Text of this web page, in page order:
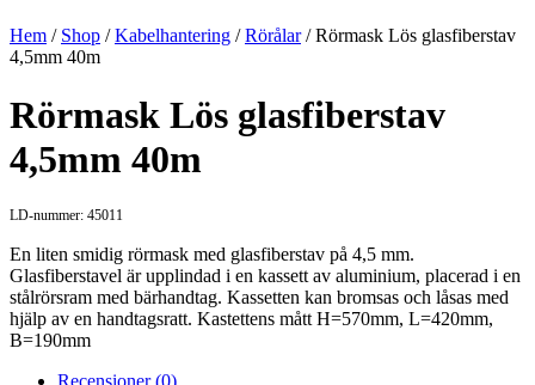
Hem / Shop /Kabelhantering /Rörålar/ Rörmask Lös glasfiberstav
4,5mm 40m
Rörmask Lös glasfiberstav
4,5mm 40m
LD-nummer: 45011
En liten smidig rörmask med glasfiberstav på 4,5 mm.
Glasfiberstavel är upplindad i en kassett av aluminium, placerad i en
stålrörsram med bärhandtag. Kassetten kan bromsas och låsas med
hjälp av en handtagsratt. Kastettens mått H=570mm, L=420mm,
B=190mm